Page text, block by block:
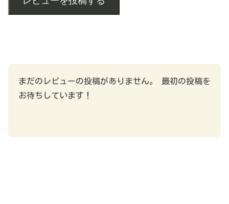
まだのレビューの投稿がありません。 最初の投稿を
お待ちしています！